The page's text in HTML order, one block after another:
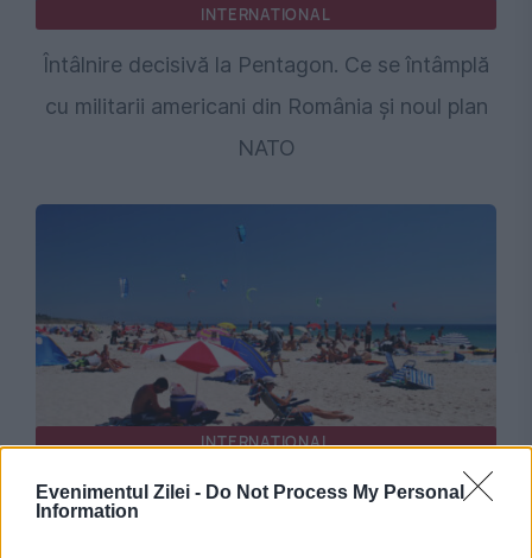
Evenimentul Zilei - Do Not Process My Personal
Information
INTERNATIONAL
Întâlnire decisivă la Pentagon. Ce se întâmplă
cu militarii americani din România și noul plan
NATO
INTERNATIONAL
Dronă prăbușită pe o plajă de la Marea